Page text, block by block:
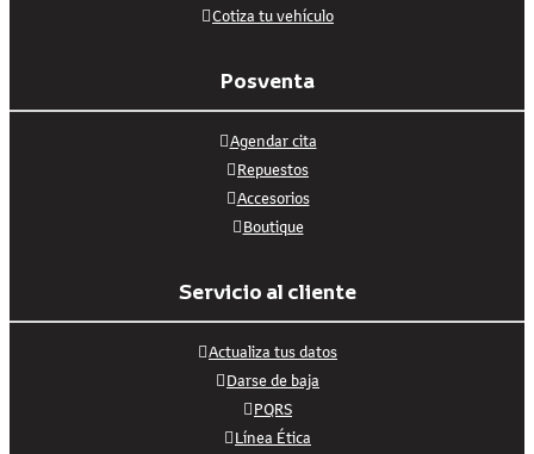
Cotiza tu vehículo
Posventa
Agendar cita
Repuestos
Accesorios
Boutique
Servicio al cliente
Actualiza tus datos
Darse de baja
PQRS
Línea Ética